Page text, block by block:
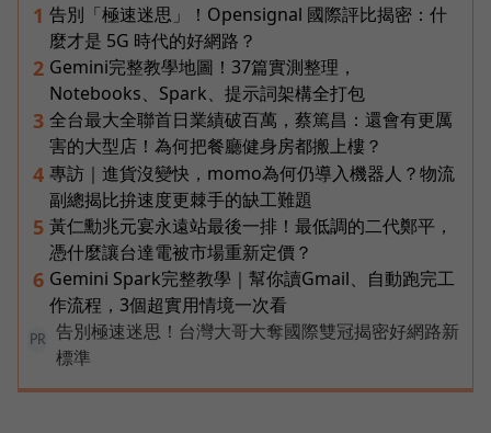
1 告別「極速迷思」！Opensignal 國際評比揭密：什
麼才是 5G 時代的好網路？
2 Gemini完整教學地圖！37篇實測整理，
Notebooks、Spark、提示詞架構全打包
3 全台最大全聯首日業績破百萬，蔡篤昌：還會有更厲
害的大型店！為何把餐廳健身房都搬上樓？
4 專訪｜進貨沒變快，momo為何仍導入機器人？物流
副總揭比拚速度更棘手的缺工難題
5 黃仁勳兆元宴永遠站最後一排！最低調的二代鄭平，
憑什麼讓台達電被市場重新定價？
6 Gemini Spark完整教學｜幫你讀Gmail、自動跑完工
作流程，3個超實用情境一次看
PR
告別極速迷思！台灣大哥大奪國際雙冠揭密好網路新
標準